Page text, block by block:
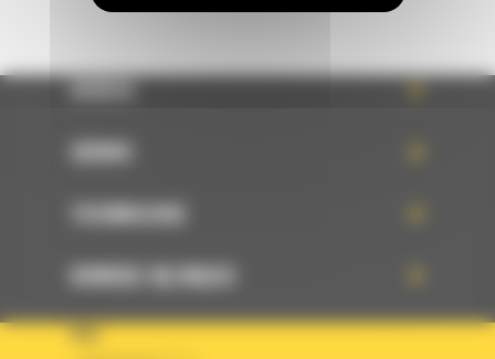
OFERTA
SERWIS
TECHNOLOGIE
DOWIEDZ SIĘ WIĘCEJ
KRAJ